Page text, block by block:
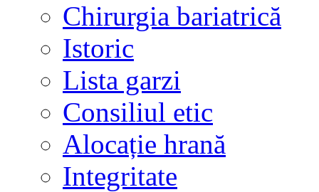
Chirurgia bariatrică
Istoric
Lista garzi
Consiliul etic
Alocație hrană
Integritate